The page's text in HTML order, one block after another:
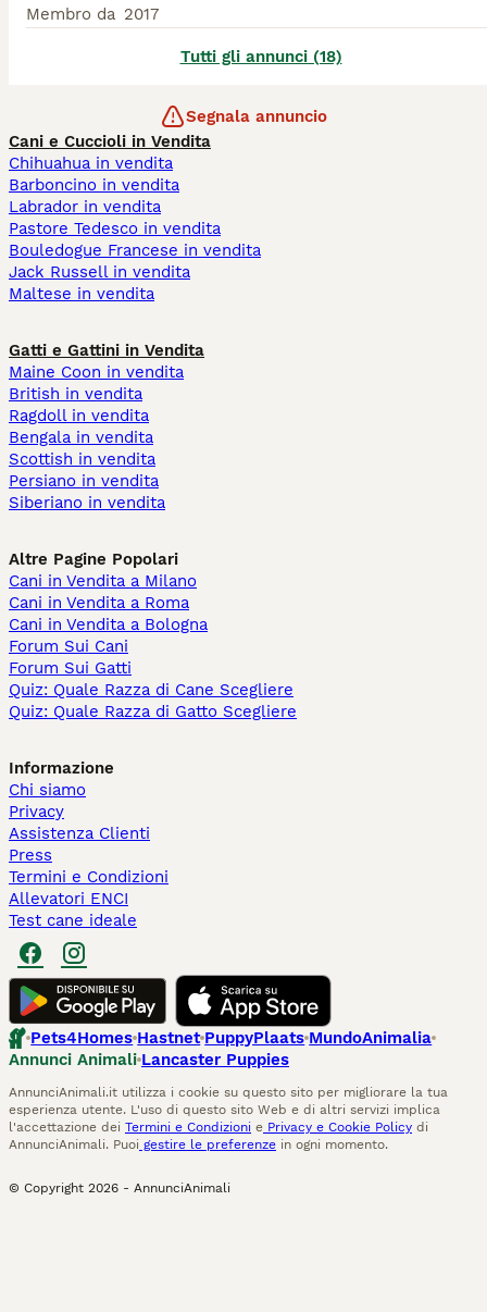
Membro da 2017
Tutti gli annunci (18)
Segnala annuncio
Cani e Cuccioli in Vendita
Chihuahua in vendita
Barboncino in vendita
Labrador in vendita
Pastore Tedesco in vendita
Bouledogue Francese in vendita
Jack Russell in vendita
Maltese in vendita
Gatti e Gattini in Vendita
Maine Coon in vendita
British in vendita
Ragdoll in vendita
Bengala in vendita
Scottish in vendita
Persiano in vendita
Siberiano in vendita
Altre Pagine Popolari
Cani in Vendita a Milano
Cani in Vendita a Roma
Cani in Vendita a Bologna
Forum Sui Cani
Forum Sui Gatti
Quiz: Quale Razza di Cane Scegliere
Quiz: Quale Razza di Gatto Scegliere
Informazione
Chi siamo
Privacy
Assistenza Clienti
Press
Termini e Condizioni
Allevatori ENCI
Test cane ideale
Pets4Homes Hastnet PuppyPlaats MundoAnimalia
Annunci Animali Lancaster Puppies
AnnunciAnimali.it utilizza i cookie su questo sito per migliorare la tua
esperienza utente. L'uso di questo sito Web e di altri servizi implica
l'accettazione dei Termini e Condizioni e Privacy e Cookie Policy di
AnnunciAnimali. Puoi gestire le preferenze in ogni momento.
© Copyright 2026 - AnnunciAnimali